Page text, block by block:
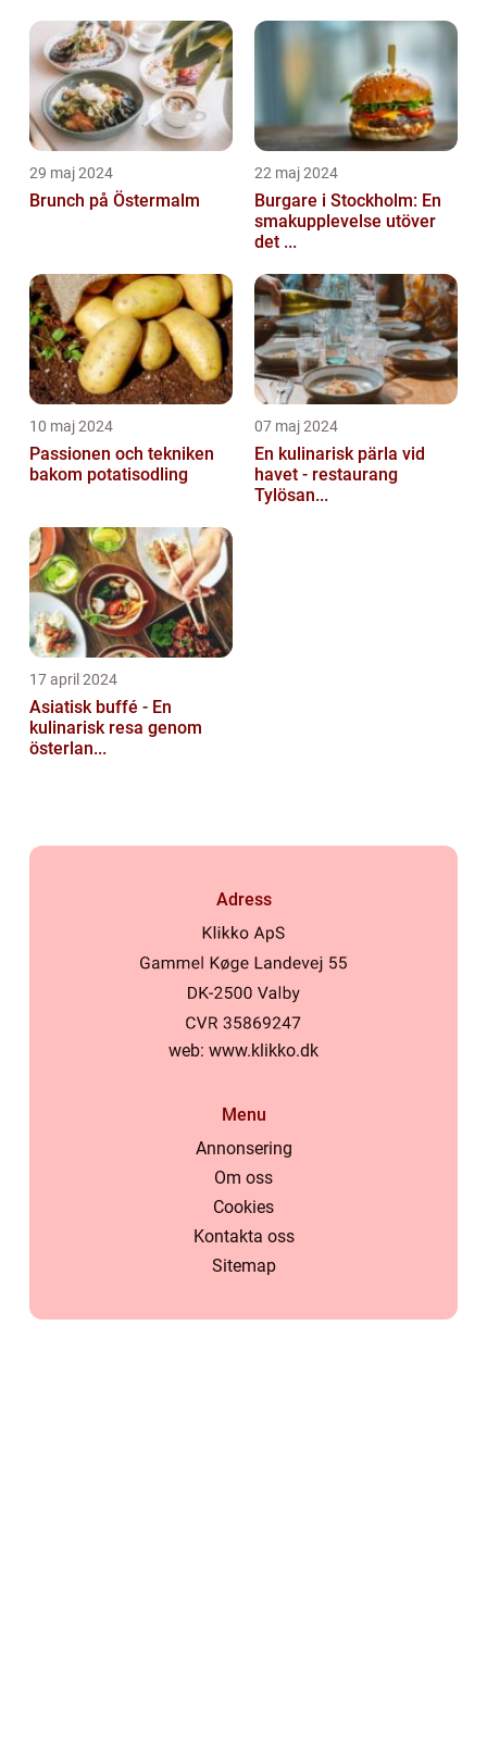
29 maj 2024
Brunch på Östermalm
22 maj 2024
Burgare i Stockholm: En
smakupplevelse utöver
det ...
10 maj 2024
Passionen och tekniken
bakom potatisodling
07 maj 2024
En kulinarisk pärla vid
havet - restaurang
Tylösan...
17 april 2024
Asiatisk buffé - En
kulinarisk resa genom
österlan...
Adress
web: www.klikko.dk
Menu
Annonsering
Om oss
Cookies
Kontakta oss
Sitemap